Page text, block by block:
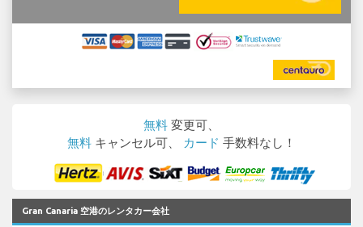
無料 変更可、
無料 キャンセル可、 カード 手数料なし！
Gran Canaria 空港のレンタカー会社